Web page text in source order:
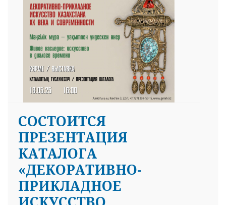
СОСТОИТСЯ
ПРЕЗЕНТАЦИЯ
КАТАЛОГА
«ДЕКОРАТИВНО-
ПРИКЛАДНОЕ